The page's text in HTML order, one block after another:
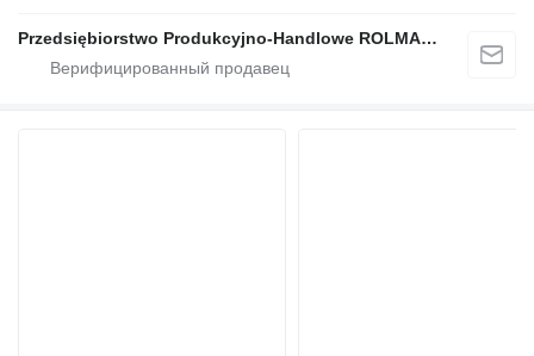
Przedsiębiorstwo Produkcyjno-Handlowe ROLMAPOL Marcin Dziekan